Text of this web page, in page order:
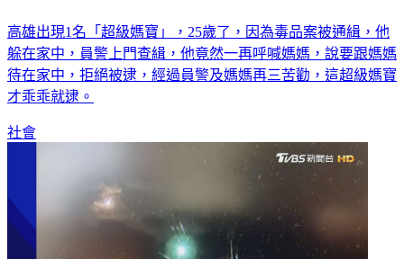
高雄出現1名「超級媽寶」，25歲了，因為毒品案被通緝，他
躲在家中，員警上門查緝，他竟然一再呼喊媽媽，說要跟媽媽
待在家中，拒絕被逮，經過員警及媽媽再三苦勸，這超級媽寶
才乖乖就逮。
社會